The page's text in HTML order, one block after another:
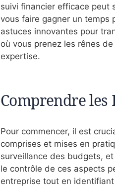
suivi financier efficace peut
vous faire gagner un temps
astuces innovantes pour
où vous prenez les rênes
expertise.
Comprendre
Pour commencer, il est
comprises et mises en
surveillance des budgets,
le contrôle de ces aspects
entreprise tout en